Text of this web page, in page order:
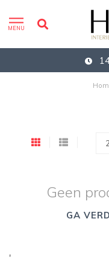
MENU
Geen
GA
'